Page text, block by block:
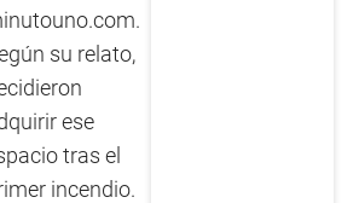
su relato,
ese
tras el
incendio.